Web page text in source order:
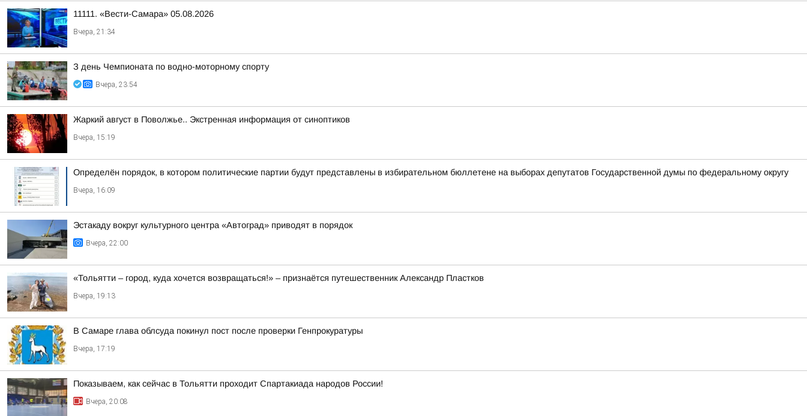
11111. «Вести-Самара» 05.08.2026
Вчера, 21:34
З день Чемпионата по водно-моторному спорту
Вчера, 23:54
Жаркий август в Поволжье.. Экстренная информация от синоптиков
Вчера, 15:19
Определён порядок, в котором политические партии будут представлены в избирательном бюллетене на выборах депутатов Государственной думы по федеральному округу
Вчера, 16:09
Эстакаду вокруг культурного центра «Автоград» приводят в порядок
Вчера, 22:00
«Тольятти – город, куда хочется возвращаться!» – признаётся путешественник Александр Пластков
Вчера, 19:13
В Самаре глава облсуда покинул пост после проверки Генпрокуратуры
Вчера, 17:19
Показываем, как сейчас в Тольятти проходит Спартакиада народов России!
Вчера, 20:08